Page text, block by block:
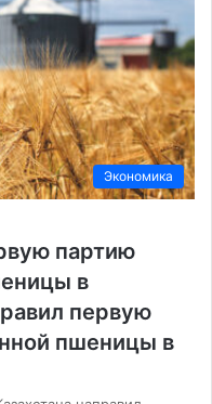
Экономика
партию
в
первую
пшеницы в